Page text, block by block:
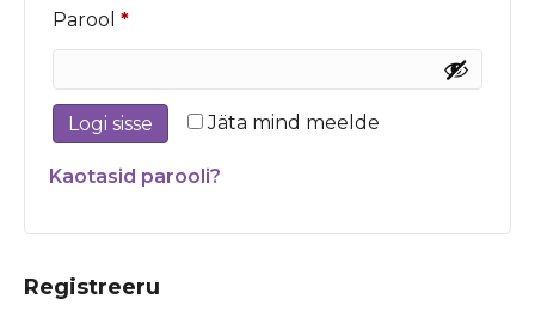
Parool *Nõutud
Jäta mind meelde
Logi sisse
Kaotasid parooli?
Registreeru